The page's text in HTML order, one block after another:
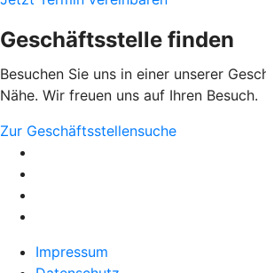
Geschäftsstelle finden
Besuchen Sie uns in einer unserer
Nähe. Wir freuen uns auf Ihren Besuch.
Zur Geschäftsstellensuche
Impressum